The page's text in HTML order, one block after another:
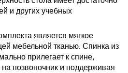
и других учебных
является мягкое
мебельной тканью. Спинка из
прилегает к спине,
на позвоночник и поддерживая